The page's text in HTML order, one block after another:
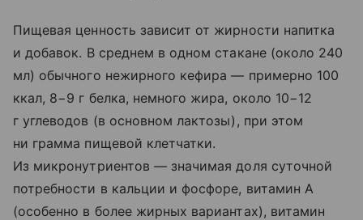
Пищевая ценность зависит от жирности напитка
и добавок. В среднем в одном стакане (около 240
мл) обычного нежирного кефира — примерно 100
ккал, 8−9 г белка, немного жира, около 10−12
г углеводов (в основном лактозы), при этом
ни грамма пищевой клетчатки.
Из микронутриентов — значимая доля суточной
потребности в кальции и фосфоре, витамин A
(особенно в более жирных вариантах), витамин